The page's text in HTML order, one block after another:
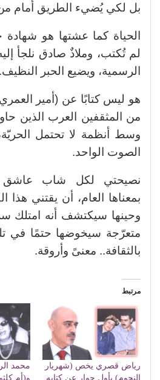
بل لكي يُضيء الطريق أمام
الحياة كما عشتها هو شهادة
لم تُكتب، وملاذٌ صادق نلجأ
الرسمية، ويضيع الحبر النظيف.
هو ليس كتابًا عن (أمير
من المثقفين العرب الذين
وسط أنظمة لا تحتمل
الصوت الواحد.
نصيحتي لكل شاب عاشق
بمعناها العام، أن يقتني هذا
وحينها سيكتشف أنه امتلك
متعرّجة سيخوضها حتمًا في
بالثقافة.. معنىً وأروقة.
مرتبط
رياض قصري يخص (شهريار
النجوم) بأول حوار عن كتابه
محمد
و(أم